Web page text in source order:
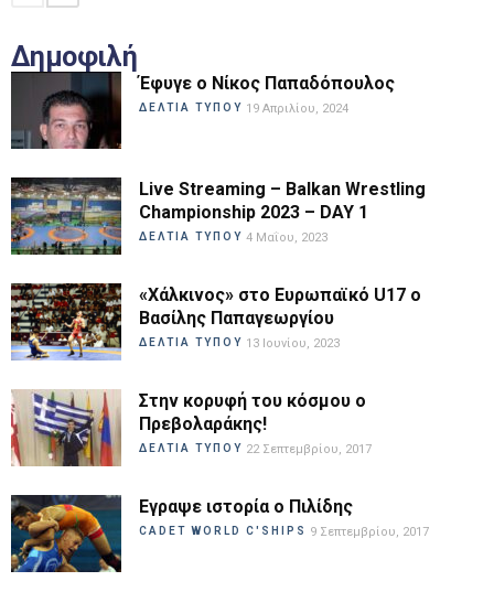
Δημοφιλή
Έφυγε ο Νίκος Παπαδόπουλος
ΔΕΛΤΙΑ ΤΥΠΟΥ 19 Απριλίου, 2024
Live Streaming – Balkan Wrestling
Championship 2023 – DAY 1
ΔΕΛΤΙΑ ΤΥΠΟΥ 4 Μαΐου, 2023
«Χάλκινος» στο Ευρωπαϊκό U17 ο
Βασίλης Παπαγεωργίου
ΔΕΛΤΙΑ ΤΥΠΟΥ 13 Ιουνίου, 2023
Στην κορυφή του κόσμου ο
Πρεβολαράκης!
ΔΕΛΤΙΑ ΤΥΠΟΥ 22 Σεπτεμβρίου, 2017
Εγραψε ιστορία ο Πιλίδης
CADET WORLD C'SHIPS 9 Σεπτεμβρίου, 2017